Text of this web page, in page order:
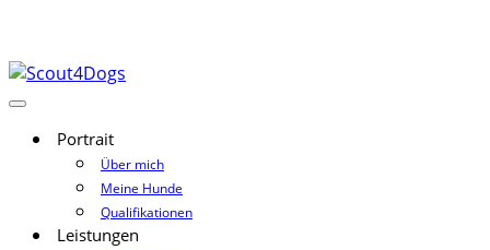
Portrait
Über mich
Meine Hunde
Qualifikationen
Leistungen